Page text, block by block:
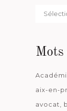
Par
Mots
aix-en-
avocat